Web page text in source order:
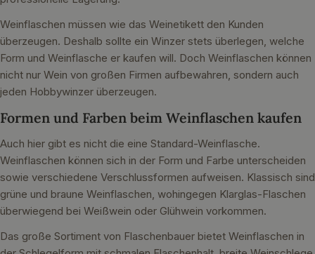
Weinflaschen müssen wie das Weinetikett den Kunden
überzeugen. Deshalb sollte ein Winzer stets überlegen, welche
Form und Weinflasche er kaufen will. Doch Weinflaschen können
nicht nur Wein von großen Firmen aufbewahren, sondern auch
jeden Hobbywinzer überzeugen.
Formen und Farben beim Weinflaschen kaufen
Auch hier gibt es nicht die eine Standard-Weinflasche.
Weinflaschen können sich in der Form und Farbe unterscheiden
sowie verschiedene Verschlussformen aufweisen. Klassisch sind
grüne und braune Weinflaschen, wohingegen Klarglas-Flaschen
überwiegend bei Weißwein oder Glühwein vorkommen.
Das große Sortiment von Flaschenbauer bietet Weinflaschen in